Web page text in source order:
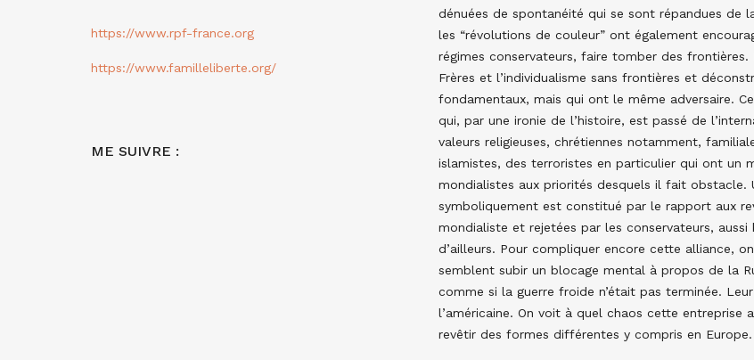
dénuées de spontanéité qui se sont répandues de
les “révolutions de couleur” ont également
régimes conservateurs, faire tomber des frontières.
Frères et l’individualisme sans frontières et
fondamentaux, mais qui ont le même adversaire.
qui, par une ironie de l’histoire, est passé de
valeurs religieuses, chrétiennes notamment,
islamistes, des terroristes en particulier qui ont un
mondialistes aux priorités desquels il fait obstacle.
symboliquement est constitué par le rapport aux
mondialiste et rejetées par les conservateurs,
d’ailleurs. Pour compliquer encore cette alliance,
semblent subir un blocage mental à propos de la
comme si la guerre froide n’était pas terminée.
l’américaine. On voit à quel chaos cette
revêtir des formes différentes y compris en Europe.
https://www.rpf-france.org
https://www.familleliberte.org/
ME SUIVRE :